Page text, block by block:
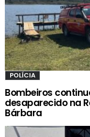
POLÍCIA
Bombeiros
desaparecido na
Bárbara